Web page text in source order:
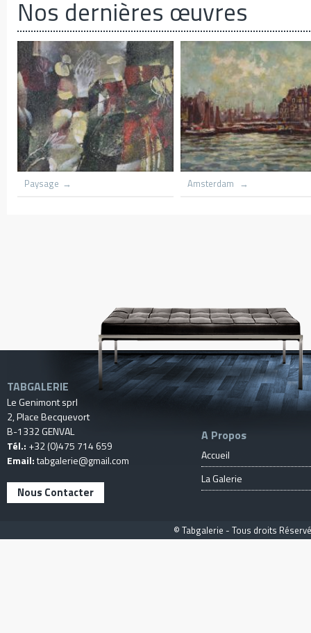
Nos dernières œuvres
Amsterdam
Azania front Church lith flame
TABGALERIE
Le Genimont sprl
2, Place Becquevort
B-1332 GENVAL
Tél.: +32 (0)475 714 659
Email:tabgalerie@gmail.com
Nous Contacter
A Propos
Accueil
La Galerie
© Tabgalerie - Tous droits